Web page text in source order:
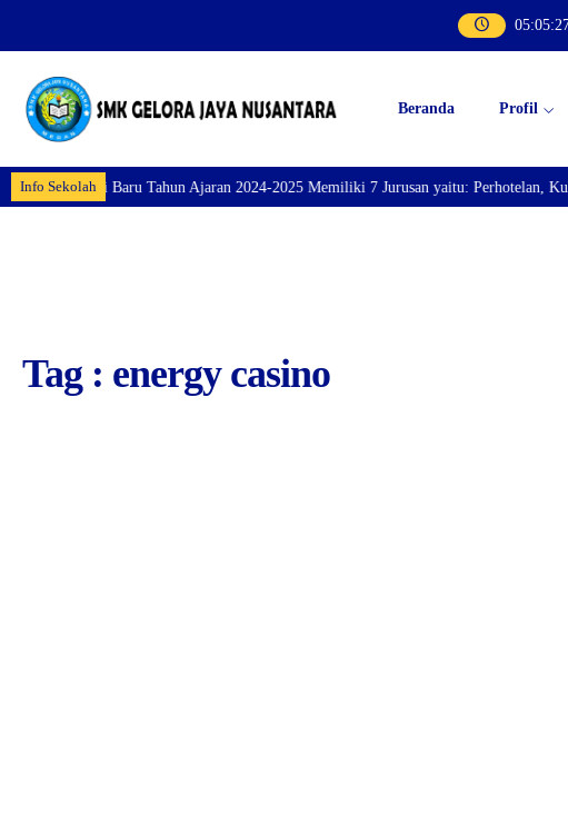
05:05:
Beranda Profil
Info Sekolah
Siswa/i Baru Tahun Ajaran 2024-2025 Memiliki 7 Jurusan yaitu: Perhotelan,
Tag : energy casino